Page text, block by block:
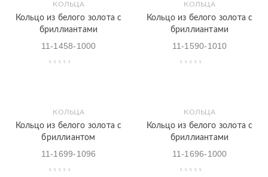
КОЛЬЦА
Кольцо из белого золота с
бриллиантами
11-1458-1000
КОЛЬЦА
Кольцо из белого золота с
бриллиантами
11-1590-1010
КОЛЬЦА
Кольцо из белого золота с
бриллиантом
11-1699-1096
КОЛЬЦА
Кольцо из белого золота с
бриллиантами
11-1696-1000